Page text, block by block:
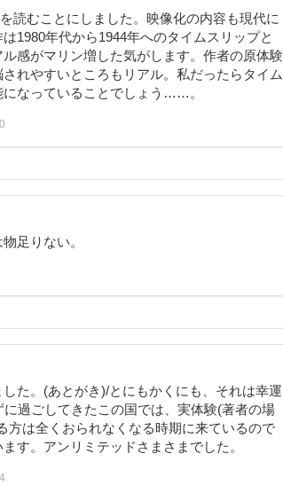
読むことにしました。映像化の内容も現代に
1980年代から1944年へのタイムスリップと
感がマリン増した気がします。作者の原体験
れやすいところもリアル。私だったらタイム
なっていることでしょう……。
足りない。
た。(あとがき)/とにもかくにも、それは幸運
過ごしてきたこの国では、実体験(著者の場
方は全くおられなくなる時期に来ているので
す。アンリミテッドさまさまでした。